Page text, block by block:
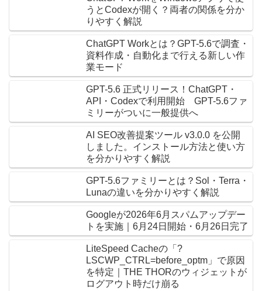
うとCodexが開く？両者の関係を分か
りやすく解説
ChatGPT Workとは？GPT-5.6で調査・
資料作成・自動化まで行える新しい作
業モード
GPT-5.6 正式リリース！ChatGPT・
API・Codexで利用開始 GPT-5.6ファ
ミリーがついに一般提供へ
AI SEO改善提案ツール v3.0.0 を公開
しました。インストール方法と使い方
を分かりやすく解説
GPT-5.6ファミリーとは？Sol・Terra・
Lunaの違いを分かりやすく解説
Googleが2026年6月スパムアップデー
トを実施｜6月24日開始・6月26日完了
LiteSpeed Cacheの「?
LSCWP_CTRL=before_optm」で原因
を特定｜THE THORのウィジェットが
ログアウト時だけ崩る